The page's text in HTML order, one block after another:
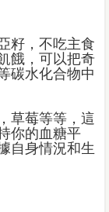
籽，不吃主食
餓，可以把奇
碳水化合物中
草莓等等，這
你的血糖平
自身情況和生